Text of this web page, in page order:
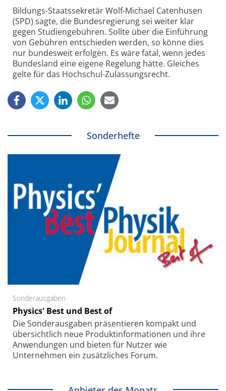
Bildungs-Staatssekretär Wolf-Michael Catenhusen
(SPD) sagte, die Bundesregierung sei weiter klar
gegen Studiengebühren. Sollte über die Einführung
von Gebühren entschieden werden, so könne dies
nur bundesweit erfolgen. Es wäre fatal, wenn jedes
Bundesland eine eigene Regelung hätte. Gleiches
gelte für das Hochschul-Zulassungsrecht.
Sonderhefte
Sonderausgaben
Physics' Best und Best of
Die Sonder­ausgaben präsentieren kompakt und
übersichtlich neue Produkt­informationen und ihre
Anwendungen und bieten für Nutzer wie
Unternehmen ein zusätzliches Forum.